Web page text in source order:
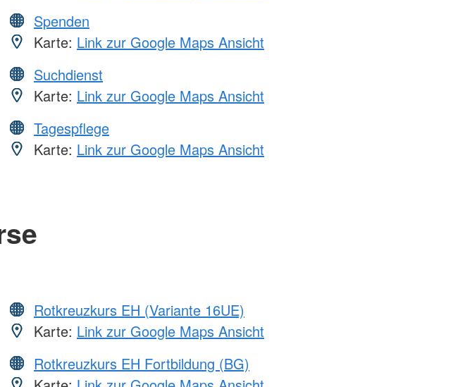
Spenden
Karte: Link zur Google Maps Ansicht
Suchdienst
Karte: Link zur Google Maps Ansicht
Tagespflege
Karte: Link zur Google Maps Ansicht
Rotkreuzkurs EH (Variante 16UE)
Karte: Link zur Google Maps Ansicht
Rotkreuzkurs EH Fortbildung (BG)